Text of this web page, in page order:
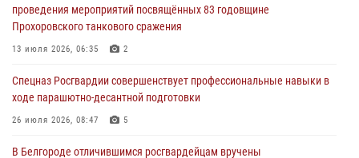
За неделю белгородские росгвардейцы пресекли свыше 130
правонарушений
04 августа 2026, 06:03
Сотрудники Росгвардии задержали подозреваемую в краже
товаров из гипермаркета в Белгороде
03 августа 2026, 13:29
«Я расскажу вам о Герое»: история подполковника милиции в
проведения мероприятий посвящённых 83 годовщине
Прохоровского танкового сражения
13 июля 2026, 06:35 2
Спецназ Росгвардии совершенствует профессиональные навыки в
ходе парашютно-десантной подготовки
26 июля 2026, 08:47 5
В Белгороде отличившимся росгвардейцам вручены